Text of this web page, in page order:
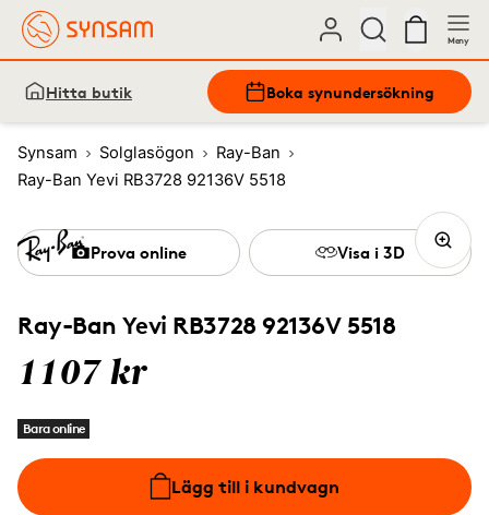
Meny
Hitta butik Boka synundersökning
Synsam Solglasögon
Ray-Ban
Ray-Ban Yevi RB3728 92136V 5518
Ray-Ban Yevi RB3728 92136V 5518
1107 kr
Bara online
Lägg till i kundvagn
Prova online Visa i 3D